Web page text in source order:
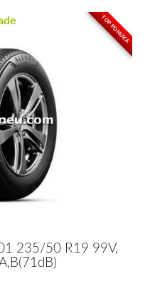
TOP PONUKA
235/50 R19 99V,